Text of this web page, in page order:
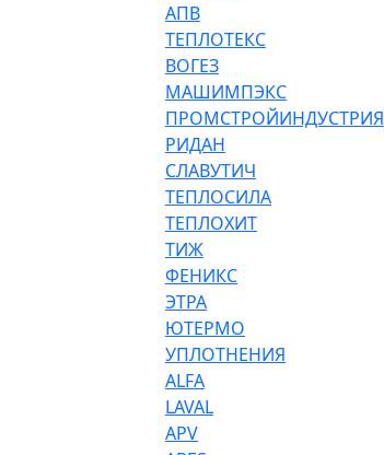
АПВ
ТЕПЛОТЕКС
ВОГЕЗ
МАШИМПЭКС
ПРОМСТРОЙИНДУСТРИЯ
РИДАН
СЛАВУТИЧ
ТЕПЛОСИЛА
ТЕПЛОХИТ
ТИЖ
ФЕНИКС
ЭТРА
ЮТЕРМО
УПЛОТНЕНИЯ
ALFA
LAVAL
APV